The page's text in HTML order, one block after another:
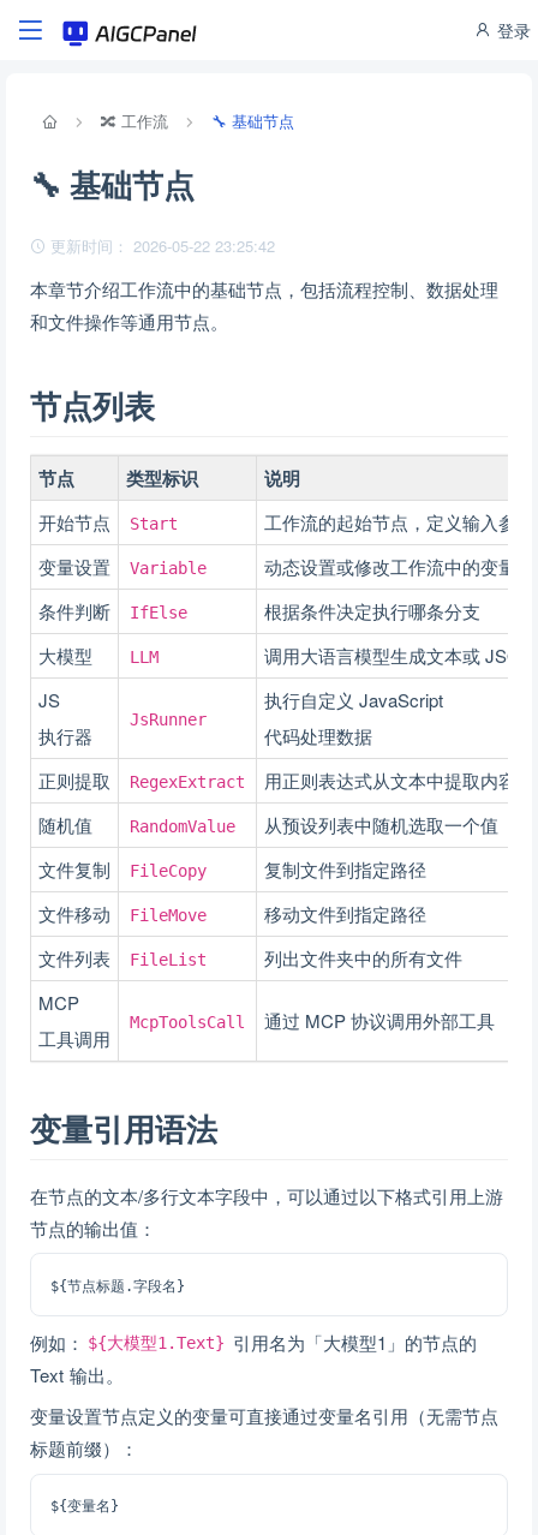
登录
🔀 工作流 🔧 基础节点
🔧 基础节点
更新时间： 2026-05-22 23:25:42
本章节介绍工作流中的基础节点，包括流程控制、数据处理
和文件操作等通用节点。
节点列表
节点 类型标识 说明
开始节点 Start
工作流的起始节点，定义输入参数
变量设置
Variable
动态设置或修改工作流中的变量值
条件判断
IfElse
根据条件决定执行哪条分支
大模型
LLM
调用大语言模型生成文本或 JSON
JS
执行器
JsRunner
执行自定义 JavaScript
代码处理数据
正则提取
RegexExtract
用正则表达式从文本中提取内容
随机值
RandomValue
从预设列表中随机选取一个值
文件复制
FileCopy
复制文件到指定路径
文件移动
FileMove
移动文件到指定路径
文件列表
FileList
列出文件夹中的所有文件
MCP
工具调用
McpToolsCall 通过 MCP 协议调用外部工具
变量引用语法
在节点的文本/多行文本字段中，可以通过以下格式引用上游
节点的输出值：
例如： ${大模型1.Text} 引用名为「大模型1」的节点的
Text 输出。
变量设置节点定义的变量可直接通过变量名引用（无需节点
标题前缀）：